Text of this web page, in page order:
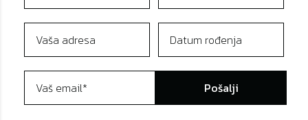
Pošalji